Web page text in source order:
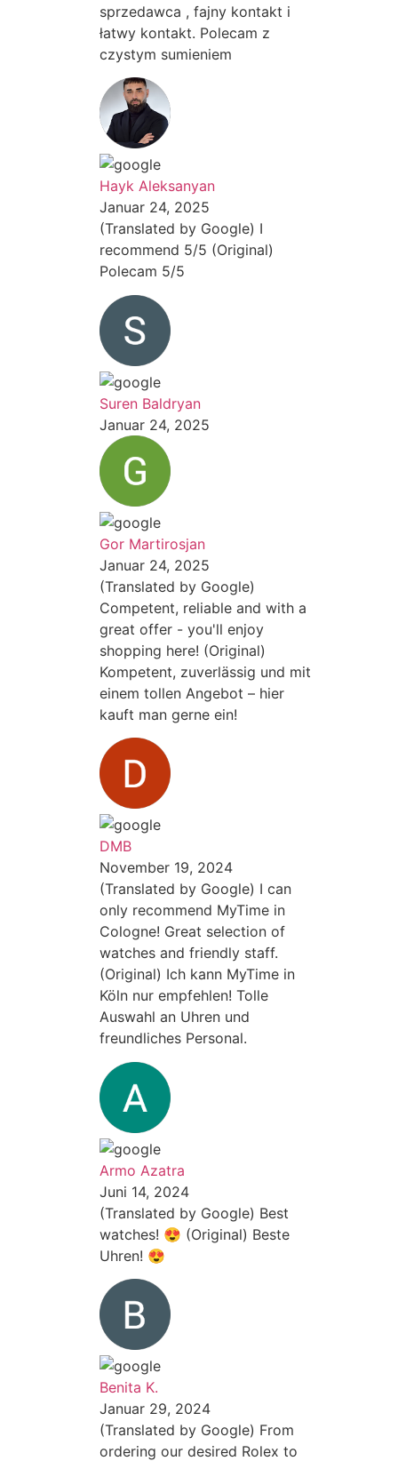
sprzedawca , fajny kontakt i
łatwy kontakt. Polecam z
czystym sumieniem
Hayk Aleksanyan
Januar 24, 2025
(Translated by Google) I
recommend 5/5 (Original)
Polecam 5/5
Suren Baldryan
Januar 24, 2025
Gor Martirosjan
Januar 24, 2025
(Translated by Google)
Competent, reliable and with a
great offer - you'll enjoy
shopping here! (Original)
Kompetent, zuverlässig und mit
einem tollen Angebot – hier
kauft man gerne ein!
DMB
November 19, 2024
(Translated by Google) I can
only recommend MyTime in
Cologne! Great selection of
watches and friendly staff.
(Original) Ich kann MyTime in
Köln nur empfehlen! Tolle
Auswahl an Uhren und
freundliches Personal.
Armo Azatra
Juni 14, 2024
(Translated by Google) Best
watches! 😍 (Original) Beste
Uhren! 😍
Benita K.
Januar 29, 2024
(Translated by Google) From
ordering our desired Rolex to